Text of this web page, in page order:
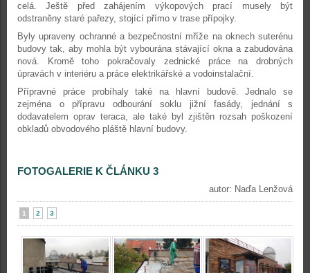
celá. Ještě před zahájením výkopových prací musely být
odstraněny staré pařezy, stojící přímo v trase přípojky.
Byly upraveny ochranné a bezpečnostní mříže na oknech suterénu
budovy tak, aby mohla být vybourána stávající okna a zabudována
nová. Kromě toho pokračovaly zednické práce na drobných
úpravách v interiéru a práce elektrikářské a vodoinstalační.
Přípravné práce probíhaly také na hlavní budově. Jednalo se
zejména o přípravu odbourání soklu jižní fasády, jednání s
dodavatelem oprav teraca, ale také byl zjištěn rozsah poškození
obkladů obvodového pláště hlavní budovy.
FOTOGALERIE K ČLÁNKU 3
autor: Naďa Lenžová
1 2 3